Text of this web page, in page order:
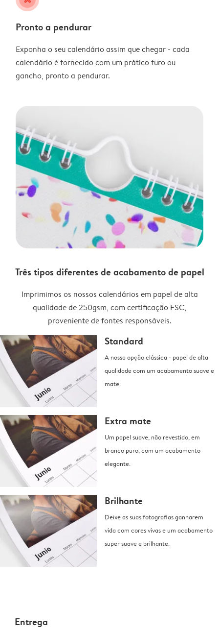
Pronto a pendurar
Exponha o seu calendário assim que chegar - cada
calendário é fornecido com um prático furo ou
gancho, pronto a pendurar.
Três tipos diferentes de acabamento de papel
Imprimimos os nossos calendários em papel de alta
qualidade de 250gsm, com certificação FSC,
proveniente de fontes responsáveis.
Standard
A nossa opção clássica - papel de alta
qualidade com um acabamento suave e
mate.
Extra mate
Um papel suave, não revestido, em
branco puro, com um acabamento
elegante.
Brilhante
Deixe as suas fotografias ganharem
vida com cores vivas e um acabamento
super suave e brilhante.
Entrega